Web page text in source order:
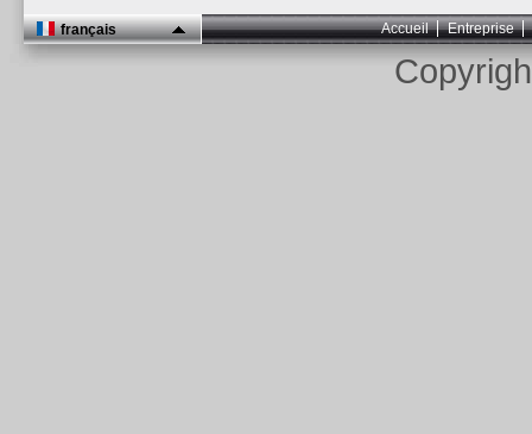
français Accueil Entreprise